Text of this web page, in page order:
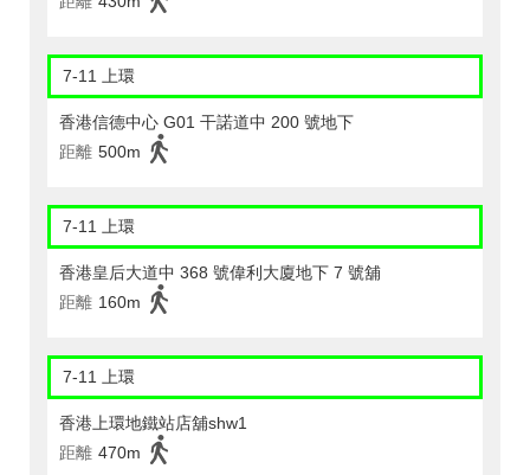
7-11 上環
香港信德中心 G01 干諾道中 200 號地下
距離 500m
7-11 上環
香港皇后大道中 368 號偉利大廈地下 7 號舖
距離 160m
7-11 上環
香港上環地鐵站店舖shw1
距離 470m